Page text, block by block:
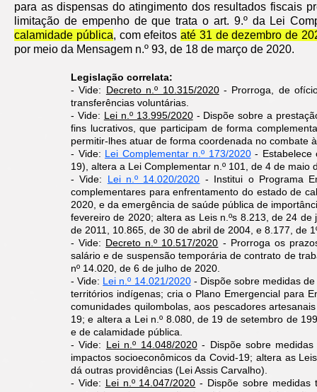
para as dispensas do atingimento dos resultados fiscais
limitação de empenho de que trata o art. 9.º da Lei
calamidade pública, com efeitosaté 31 de dezembro de
por meio da Mensagem n.º 93, de 18 de março de 2020.
Legislação correlata:
- Vide: Decreto n.º 10.315/2020- Prorroga, de
transferências voluntárias.
- Vide: Lei n.º 13.995/2020- Dispõe sobre a
fins lucrativos, que participam de forma
permitir-lhes atuar de forma coordenada no combate
- Vide: Lei Complementar n.º 173/2020- Estabelece
19), altera a Lei Complementar n.º 101, de 4 de maio
- Vide: Lei n.º 14.020/2020 - Institui o Programa
complementares para enfrentamento do estado de
2020, e da emergência de saúde pública de
fevereiro de 2020; altera as Leis n.ºs 8.213, de 24
de 2011, 10.865, de 30 de abril de 2004, e 8.177, de
- Vide: Decreto n.º 10.517/2020 - Prorroga os
salário e de suspensão temporária de contrato de
nº 14.020, de 6 de julho de 2020.
- Vide: Lei n.º 14.021/2020- Dispõe sobre medidas
territórios indígenas; cria o Plano Emergencial para
comunidades quilombolas, aos pescadores
19; e altera a Lei n.º 8.080, de 19 de setembro de
e de calamidade pública.
- Vide: Lei n.º 14.048/2020- Dispõe sobre medidas
impactos socioeconômicos da Covid-19; altera as
dá outras providências (Lei Assis Carvalho).
- Vide: Lei n.º 14.047/2020 - Dispõe sobre medidas